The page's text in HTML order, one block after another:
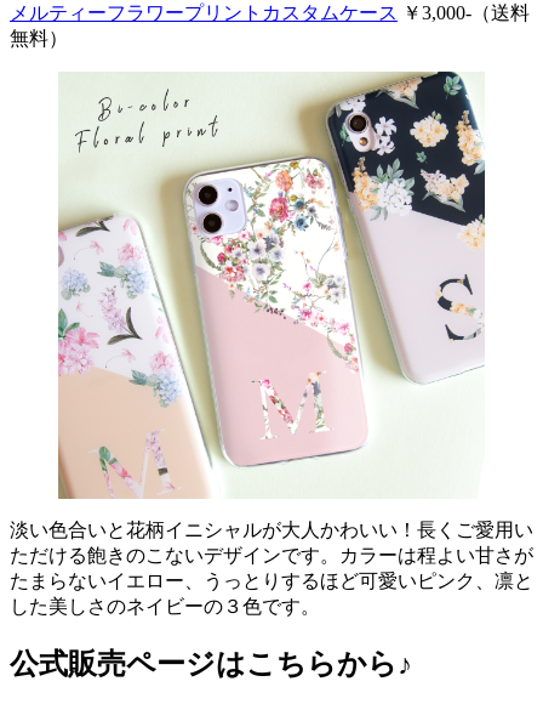
メルティーフラワープリントカスタムケース ￥3,000-（送料
無料）
淡い色合いと花柄イニシャルが大人かわいい！長くご愛用い
ただける飽きのこないデザインです。カラーは程よい甘さが
たまらないイエロー、うっとりするほど可愛いピンク、凛と
した美しさのネイビーの３色です。
公式販売ページはこちらから♪